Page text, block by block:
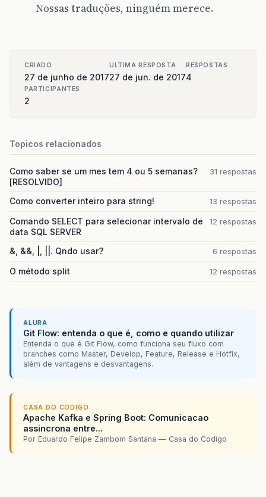
Nossas traduções, ninguém merece.
CRIADO
27 de junho de 2017
ULTIMA RESPOSTA
27 de jun. de 2017
RESPOSTAS
4
PARTICIPANTES
2
Topicos relacionados
Como saber se um mes tem 4 ou 5 semanas?
[RESOLVIDO]
31 respostas
Como converter inteiro para string! 13 respostas
Comando SELECT para selecionar intervalo de
data SQL SERVER
12 respostas
&, &&, |, ||. Qndo usar? 6 respostas
O método split 12 respostas
ALURA
Git Flow: entenda o que é, como e quando utilizar
Entenda o que é Git Flow, como funciona seu fluxo com
branches como Master, Develop, Feature, Release e Hotfix,
além de vantagens e desvantagens.
CASA DO CODIGO
Apache Kafka e Spring Boot: Comunicacao
assincrona entre...
Por Eduardo Felipe Zambom Santana — Casa do Codigo